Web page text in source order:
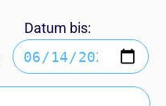
Datum bis: